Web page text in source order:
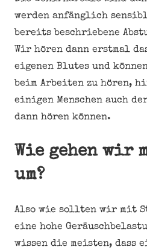
werden anfänglich
bereits beschriebene
Wir hören dann erstmal
eigenen Blutes und
beim Arbeiten zu hören,
einigen Menschen auch
dann hören können.
Wie gehen
um?
Also wie sollten wir mit
eine hohe
wissen die meisten, dass